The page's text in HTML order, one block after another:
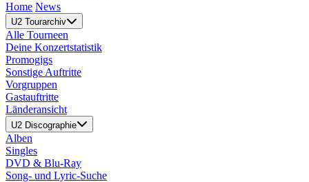
Home News
U2 Tourarchiv
Alle Tourneen
Deine Konzertstatistik
Promogigs
Sonstige Auftritte
Vorgruppen
Gastauftritte
Länderansicht
U2 Discographie
Alben
Singles
DVD & Blu-Ray
Song- und Lyric-Suche